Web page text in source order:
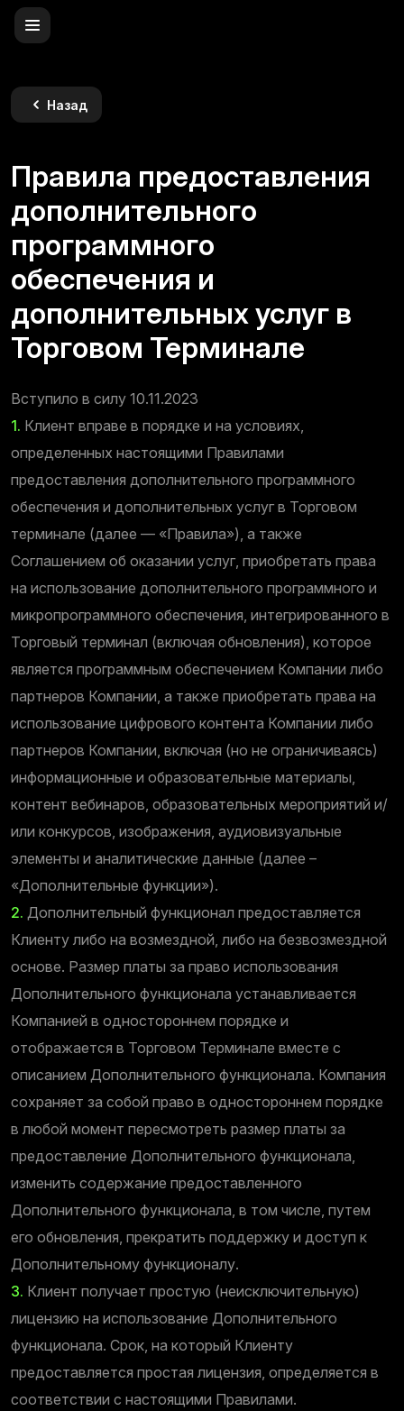
Назад
Правила предоставления
дополнительного
программного
обеспечения и
дополнительных услуг в
Торговом Терминале
Вступило в силу 10.11.2023
1. Клиент вправе в порядке и на условиях,
определенных настоящими Правилами
предоставления дополнительного программного
обеспечения и дополнительных услуг в Торговом
терминале (далее — «Правила»), а также
Соглашением об оказании услуг, приобретать права
на использование дополнительного программного и
микропрограммного обеспечения, интегрированного в
Торговый терминал (включая обновления), которое
является программным обеспечением Компании либо
партнеров Компании, а также приобретать права на
использование цифрового контента Компании либо
партнеров Компании, включая (но не ограничиваясь)
информационные и образовательные материалы,
контент вебинаров, образовательных мероприятий и/
или конкурсов, изображения, аудиовизуальные
элементы и аналитические данные (далее –
«Дополнительные функции»).
2. Дополнительный функционал предоставляется
Клиенту либо на возмездной, либо на безвозмездной
основе. Размер платы за право использования
Дополнительного функционала устанавливается
Компанией в одностороннем порядке и
отображается в Торговом Терминале вместе с
описанием Дополнительного функционала. Компания
сохраняет за собой право в одностороннем порядке
в любой момент пересмотреть размер платы за
предоставление Дополнительного функционала,
изменить содержание предоставленного
Дополнительного функционала, в том числе, путем
его обновления, прекратить поддержку и доступ к
Дополнительному функционалу.
3. Клиент получает простую (неисключительную)
лицензию на использование Дополнительного
функционала. Срок, на который Клиенту
предоставляется простая лицензия, определяется в
соответствии с настоящими Правилами.